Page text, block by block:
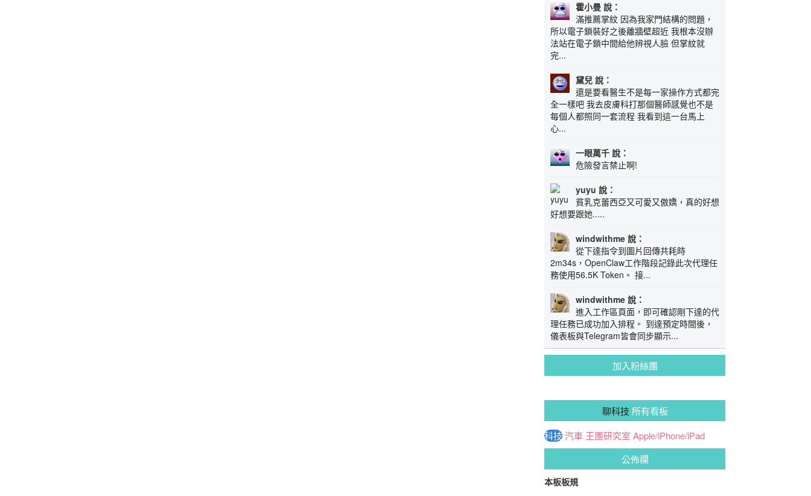
霍小曼 說：
滿推薦掌紋 因為我家門結構的問題，
所以電子鎖裝好之後離牆壁超近 我根本沒辦
法站在電子鎖中間給他辨視人臉 但掌紋就
完...
黛兒 說：
還是要看醫生不是每一家操作方式都完
全一樣吧 我去皮膚科打那個醫師感覺也不是
每個人都照同一套流程 我看到這一台馬上
心...
一眼萬千 說：
危險發言禁止啊!
yuyu 說：
貧乳克蕾西亞又可愛又傲嬌，真的好想
好想要跟她.....
windwithme 說：
從下達指令到圖片回傳共耗時
2m34s，OpenClaw工作階段記錄此次代理任
務使用56.5K Token。 接...
windwithme 說：
進入工作區頁面，即可確認剛下達的代
理任務已成功加入排程。 到達預定時間後，
儀表板與Telegram皆會同步顯示...
加入粉絲團
聊科技 所有看板
科技汽車 王團研究室 Apple/iPhone/iPad
公佈欄
本板板規